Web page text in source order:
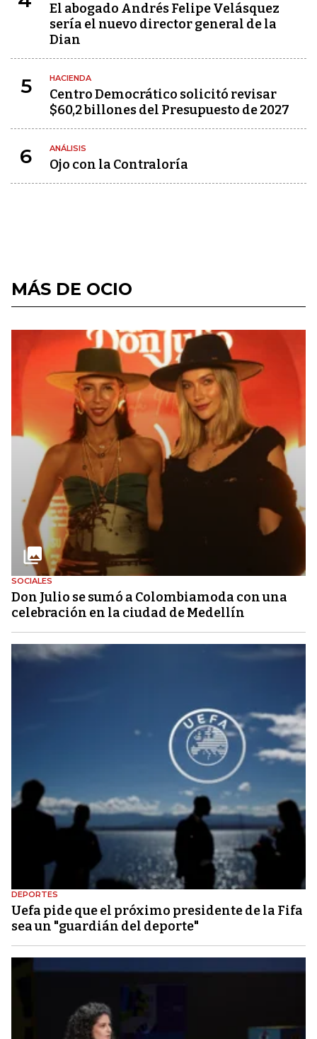
El abogado Andrés Felipe Velásquez
sería el nuevo director general de la
Dian
5 HACIENDA
Centro Democrático solicitó revisar
$60,2 billones del Presupuesto de 2027
6 ANÁLISIS
Ojo con la Contraloría
MÁS DE OCIO
SOCIALES
Don Julio se sumó a Colombiamoda con una
celebración en la ciudad de Medellín
DEPORTES
Uefa pide que el próximo presidente de la Fifa
sea un "guardián del deporte"